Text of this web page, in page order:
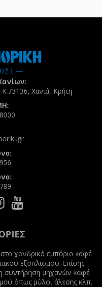
Χανιά, Κρήτη
Follow
us
Follow
us
στο χονδρικό εμπόριο καφέ
εξοπλισμού. Επίσης
συντήρηση μηχανών καφέ
όπως μύλοι άλεσης κλπ.